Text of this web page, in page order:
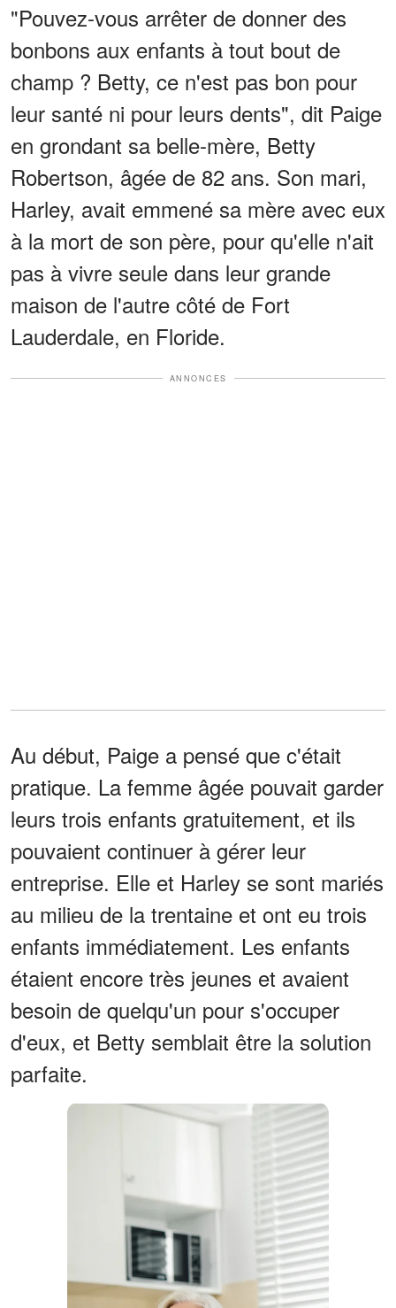
"Pouvez-vous arrêter de donner des
bonbons aux enfants à tout bout de
champ ? Betty, ce n'est pas bon pour
leur santé ni pour leurs dents", dit Paige
en grondant sa belle-mère, Betty
Robertson, âgée de 82 ans. Son mari,
Harley, avait emmené sa mère avec eux
à la mort de son père, pour qu'elle n'ait
pas à vivre seule dans leur grande
maison de l'autre côté de Fort
Lauderdale, en Floride.
ANNONCES
Au début, Paige a pensé que c'était
pratique. La femme âgée pouvait garder
leurs trois enfants gratuitement, et ils
pouvaient continuer à gérer leur
entreprise. Elle et Harley se sont mariés
au milieu de la trentaine et ont eu trois
enfants immédiatement. Les enfants
étaient encore très jeunes et avaient
besoin de quelqu'un pour s'occuper
d'eux, et Betty semblait être la solution
parfaite.